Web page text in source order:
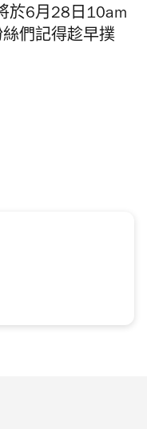
於6月28日10am
們記得趁早撲